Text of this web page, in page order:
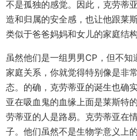
不是孤独的感觉。因此，克劳蒂
造和归属的安全感，也让他跟莱
类似于爸爸妈妈和女儿的家庭结构
虽然他们是一组男男CP，但不
家庭关系，你就觉得特别像是非
态。的确，克劳蒂亚的诞生也确
亚在吸血鬼的血缘上面是莱斯特
劳蒂亚的人是路易。克劳蒂亚在
子。他们虽然不是生物学意义上